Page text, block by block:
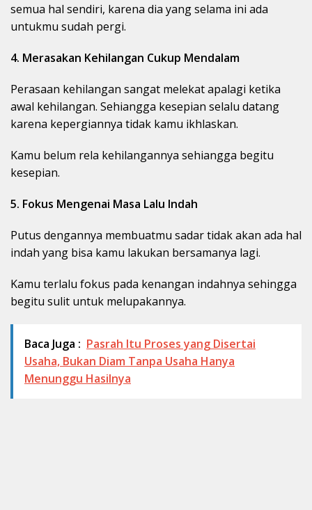
semua hal sendiri, karena dia yang selama ini ada
untukmu sudah pergi.
4. Merasakan Kehilangan Cukup Mendalam
Perasaan kehilangan sangat melekat apalagi ketika
awal kehilangan. Sehiangga kesepian selalu datang
karena kepergiannya tidak kamu ikhlaskan.
Kamu belum rela kehilangannya sehiangga begitu
kesepian.
5. Fokus Mengenai Masa Lalu Indah
Putus dengannya membuatmu sadar tidak akan ada hal
indah yang bisa kamu lakukan bersamanya lagi.
Kamu terlalu fokus pada kenangan indahnya sehingga
begitu sulit untuk melupakannya.
Baca Juga : Pasrah Itu Proses yang Disertai
Usaha, Bukan Diam Tanpa Usaha Hanya
Menunggu Hasilnya